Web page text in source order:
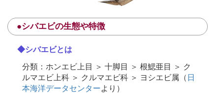
●シバエビの生態や特徴
◆シバエビとは
分類：ホンエビ上目 ＞ 十脚目 ＞ 根鰓亜目 ＞ ク
ルマエビ上科 ＞ クルマエビ科 ＞ ヨシエビ属（ 日
本海洋データセンターより）